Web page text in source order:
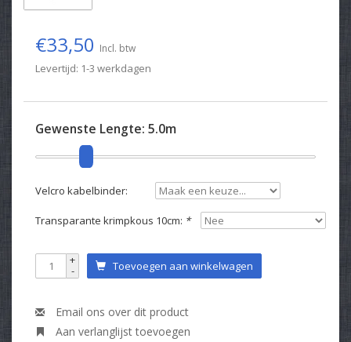
€33,50 Incl. btw
Levertijd: 1-3 werkdagen
Gewenste Lengte: 5.0m
Velcro kabelbinder:
Transparante krimpkous 10cm: *
+
- Toevoegen aan winkelwagen
Email ons over dit product
Aan verlanglijst toevoegen